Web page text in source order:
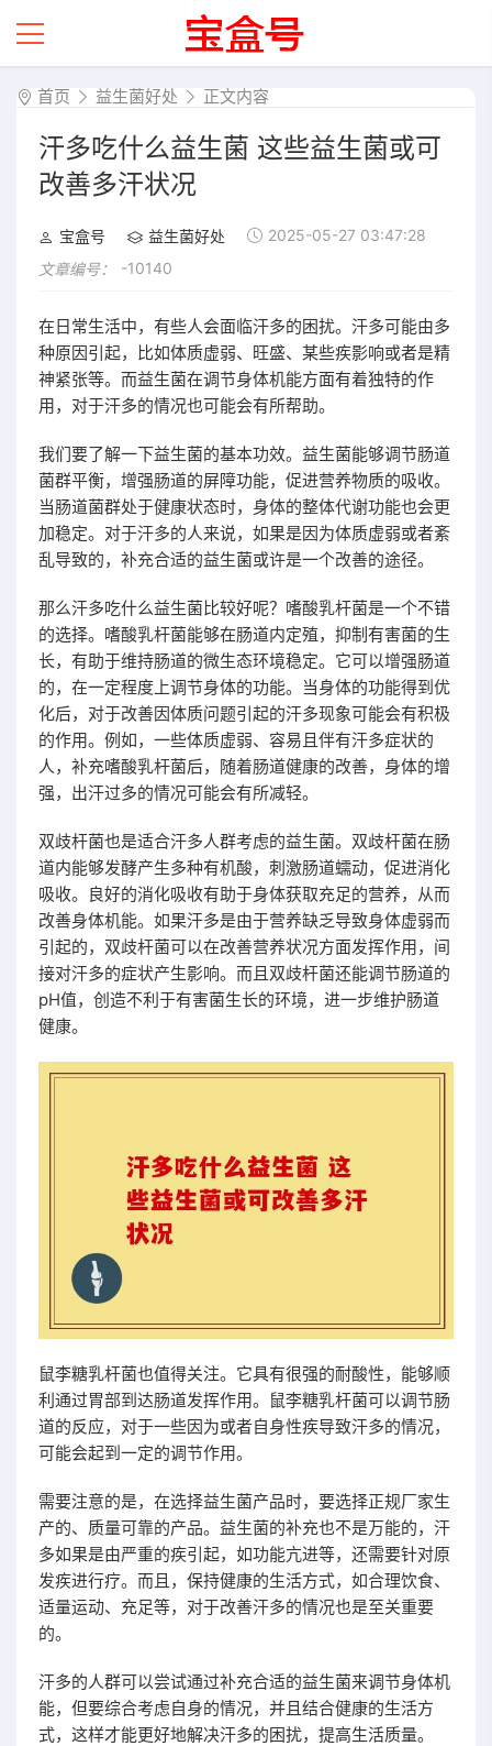
首页 益生菌好处 正文内容
汗多吃什么益生菌 这些益生菌或可
改善多汗状况
宝盒号 益生菌好处
2025-05-27 03:47:28
文章编号：
-10140
在日常生活中，有些人会面临汗多的困扰。汗多可能由多
种原因引起，比如体质虚弱、旺盛、某些疾影响或者是精
神紧张等。而益生菌在调节身体机能方面有着独特的作
用，对于汗多的情况也可能会有所帮助。
我们要了解一下益生菌的基本功效。益生菌能够调节肠道
菌群平衡，增强肠道的屏障功能，促进营养物质的吸收。
当肠道菌群处于健康状态时，身体的整体代谢功能也会更
加稳定。对于汗多的人来说，如果是因为体质虚弱或者紊
乱导致的，补充合适的益生菌或许是一个改善的途径。
那么汗多吃什么益生菌比较好呢？嗜酸乳杆菌是一个不错
的选择。嗜酸乳杆菌能够在肠道内定殖，抑制有害菌的生
长，有助于维持肠道的微生态环境稳定。它可以增强肠道
的，在一定程度上调节身体的功能。当身体的功能得到优
化后，对于改善因体质问题引起的汗多现象可能会有积极
的作用。例如，一些体质虚弱、容易且伴有汗多症状的
人，补充嗜酸乳杆菌后，随着肠道健康的改善，身体的增
强，出汗过多的情况可能会有所减轻。
双歧杆菌也是适合汗多人群考虑的益生菌。双歧杆菌在肠
道内能够发酵产生多种有机酸，刺激肠道蠕动，促进消化
吸收。良好的消化吸收有助于身体获取充足的营养，从而
改善身体机能。如果汗多是由于营养缺乏导致身体虚弱而
引起的，双歧杆菌可以在改善营养状况方面发挥作用，间
接对汗多的症状产生影响。而且双歧杆菌还能调节肠道的
pH值，创造不利于有害菌生长的环境，进一步维护肠道
健康。
鼠李糖乳杆菌也值得关注。它具有很强的耐酸性，能够顺
利通过胃部到达肠道发挥作用。鼠李糖乳杆菌可以调节肠
道的反应，对于一些因为或者自身性疾导致汗多的情况，
可能会起到一定的调节作用。
需要注意的是，在选择益生菌产品时，要选择正规厂家生
产的、质量可靠的产品。益生菌的补充也不是万能的，汗
多如果是由严重的疾引起，如功能亢进等，还需要针对原
发疾进行疗。而且，保持健康的生活方式，如合理饮食、
适量运动、充足等，对于改善汗多的情况也是至关重要
的。
汗多的人群可以尝试通过补充合适的益生菌来调节身体机
能，但要综合考虑自身的情况，并且结合健康的生活方
式，这样才能更好地解决汗多的困扰，提高生活质量。